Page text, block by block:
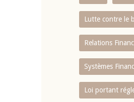
Lutte contre le
Relations
Systèmes
Loi portant